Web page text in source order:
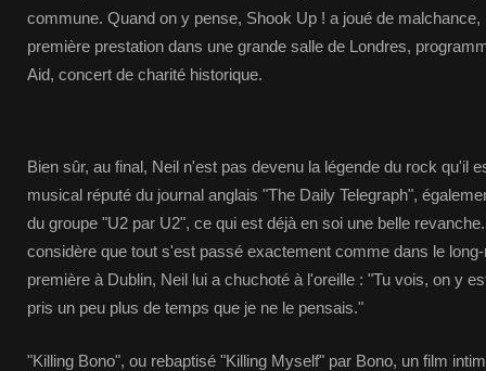
commune. Quand on y pense, Shook Up ! a joué de
première prestation dans une grande salle de Londres,
Aid, concert de charité historique.
Bien sûr, au final, Neil n'est pas devenu la légende du rock qu'il
musical réputé du journal anglais "The Daily Telegraph",
du groupe "U2 par U2", ce qui est déjà en soi une belle
considère que tout s'est passé exactement comme dans le
première à Dublin, Neil lui a chuchoté à l'oreille : "Tu vois, on y
pris un peu plus de temps que je ne le pensais."
"Killing Bono", ou rebaptisé "Killing Myself" par Bono, un film